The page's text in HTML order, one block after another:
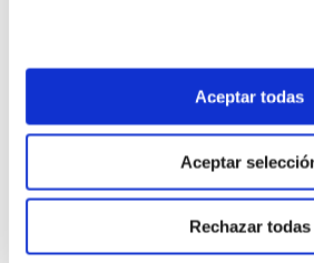
Aceptar todas
Aceptar
Rechazar todas
CTN 203/SC 9x
reordena el escenario ferroviario
pilar: el político o de gobernanza y el
subsistemas que componen el sistema
concepto sobre el que descansan otros